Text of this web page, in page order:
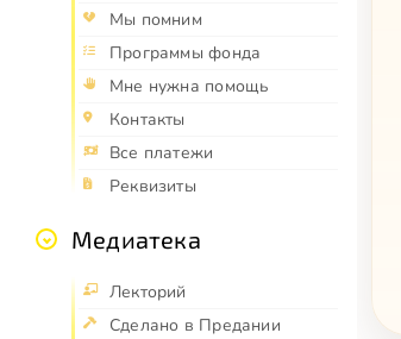
Мы помним
Программы фонда
Мне нужна помощь
Контакты
Все платежи
Реквизиты
Медиатека
Лекторий
Сделано в Предании